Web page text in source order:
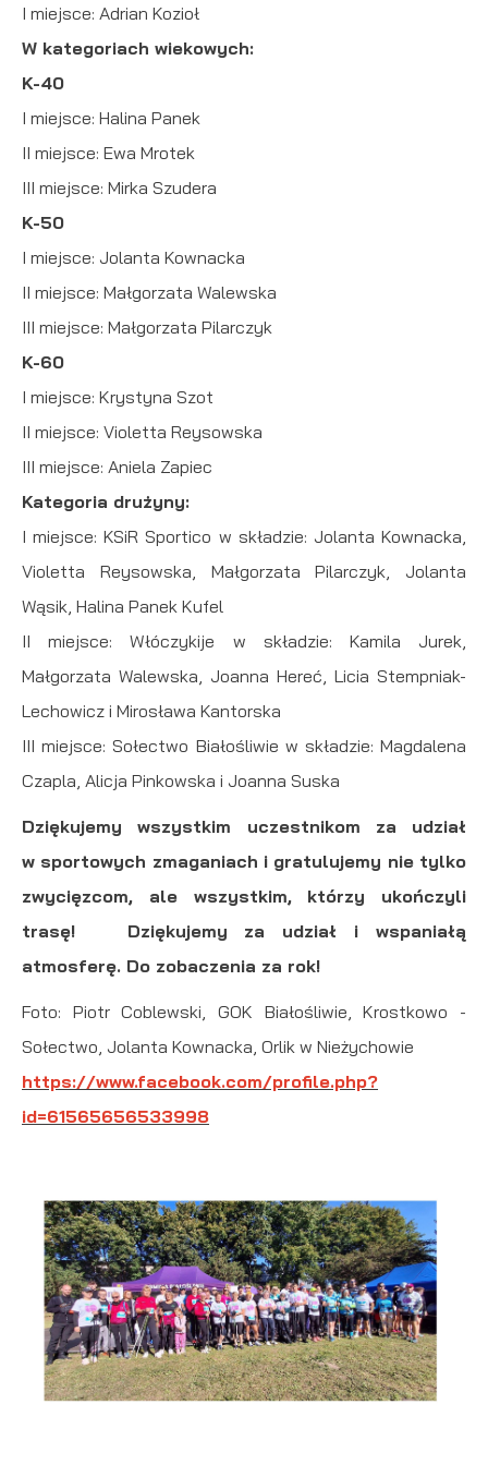
I miejsce: Adrian Kozioł
W kategoriach wiekowych:
K-40
I miejsce: Halina Panek
II miejsce: Ewa Mrotek
III miejsce: Mirka Szudera
K-50
I miejsce: Jolanta Kownacka
II miejsce: Małgorzata Walewska
III miejsce: Małgorzata Pilarczyk
K-60
I miejsce: Krystyna Szot
II miejsce: Violetta Reysowska
III miejsce: Aniela Zapiec
Kategoria drużyny:
I miejsce: KSiR Sportico w składzie: Jolanta Kownacka,
Violetta Reysowska, Małgorzata Pilarczyk, Jolanta
Wąsik, Halina Panek Kufel
II miejsce: Włóczykije w składzie: Kamila Jurek,
Małgorzata Walewska, Joanna Hereć, Licia Stempniak-
Lechowicz i Mirosława Kantorska
III miejsce: Sołectwo Białośliwie w składzie: Magdalena
Czapla, Alicja Pinkowska i Joanna Suska
Dziękujemy wszystkim uczestnikom za udział
w sportowych zmaganiach i gratulujemy nie tylko
zwycięzcom, ale wszystkim, którzy ukończyli
trasę! Dziękujemy za udział i wspaniałą
atmosferę. Do zobaczenia za rok!
Foto: Piotr Coblewski, GOK Białośliwie, Krostkowo -
Sołectwo, Jolanta Kownacka, Orlik w Nieżychowie
https://www.facebook.com/profile.php?
id=61565656533998